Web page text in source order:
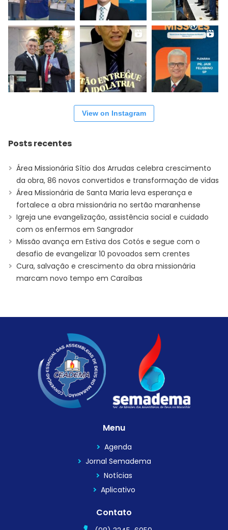
View on Instagram
Posts recentes
Área Missionária Sítio dos Arrudas celebra crescimento
da obra, 86 novos convertidos e transformação de vidas
Área Missionária de Santa Maria leva esperança e
fortalece a obra missionária no sertão maranhense
Igreja une evangelização, assistência social e cuidado
com os enfermos em Sangrador
Missão avança em Estiva dos Cotós e segue com o
desafio de evangelizar 10 povoados sem crentes
Cura, salvação e crescimento da obra missionária
marcam novo tempo em Caraíbas
Menu
Agenda
Jornal Semadema
Notícias
Aplicativo
Contato